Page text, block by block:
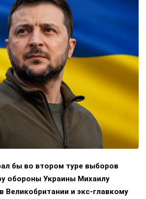
бы во втором туре выборов
обороны Украины Михаилу
Великобритании и экс-главкому